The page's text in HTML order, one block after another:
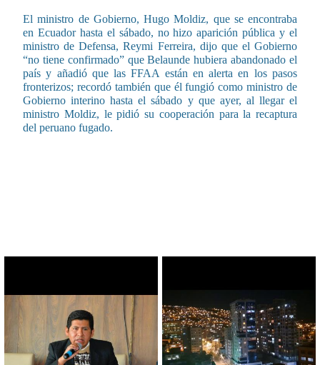
El ministro de Gobierno, Hugo Moldiz, que se encontraba
en Ecuador hasta el sábado, no hizo aparición pública y el
ministro de Defensa, Reymi Ferreira, dijo que el Gobierno
“no tiene confirmado” que Belaunde hubiera abandonado el
país y añadió que las FFAA están en alerta en los pasos
fronterizos; recordó también que él fungió como ministro de
Gobierno interino hasta el sábado y que ayer, al llegar el
ministro Moldiz, le pidió su cooperación para la recaptura
del peruano fugado.